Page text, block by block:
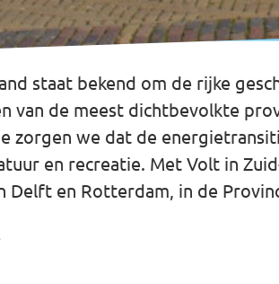
Holland Zuid
Zuid
staat bekend om de rijke
van de meest dichtbevolkte
zorgen we dat de
en recreatie. Met Volt in
Delft en Rotterdam, in de